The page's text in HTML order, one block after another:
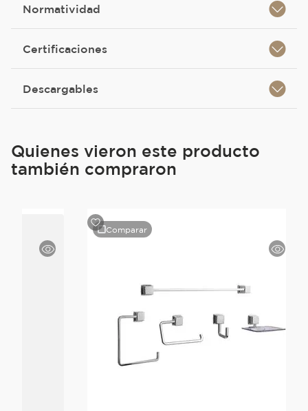
Normatividad
Certificaciones
Descargables
Quienes vieron este producto
también compraron
Comparar